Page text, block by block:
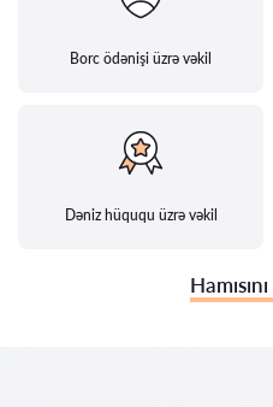
Borc ödənişi üzrə vəkil
Dəniz hüququ üzrə vəkil